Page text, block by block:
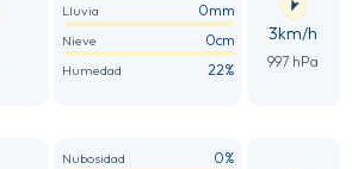
Lluvia 0mm
Nieve 0cm
Humedad 22%
3km/h
997 hPa
Nubosidad 0%